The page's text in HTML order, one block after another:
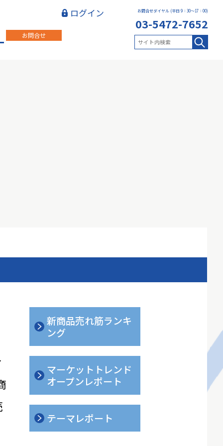
お問合せ
お問合せダイヤル (平日 9：30～17：00)
03-5472-7652
ログイン
新商品売れ筋ランキ
ング
マーケットトレンド
オープンレポート
テーマレポート